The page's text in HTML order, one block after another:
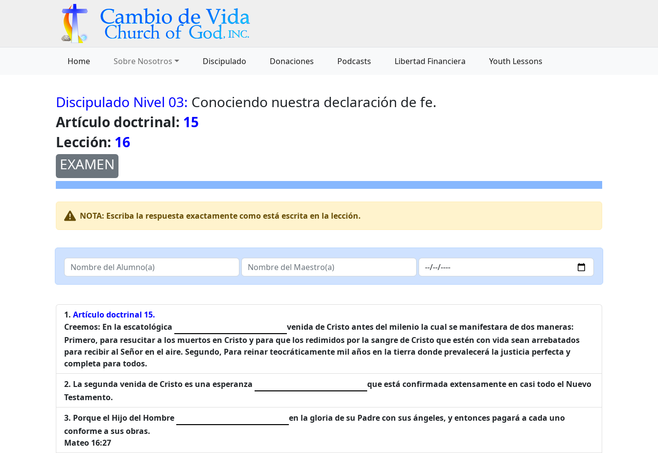
Home Sobre Nosotros Discipulado Donaciones Podcasts Libertad Financiera Youth Lessons
Discipulado Nivel 03: Conociendo nuestra declaración de fe.
Artículo doctrinal: 15
Lección: 16
EXAMEN
NOTA: Escriba la respuesta exactamente como está escrita en la lección.
Artículo doctrinal 15.
Creemos: En la escatológica
venida de Cristo antes del milenio la cual se manifestara de dos maneras:
Primero, para resucitar a los muertos en Cristo y para que los redimidos por la sangre de Cristo que estén con vida sean arrebatados
para recibir al Señor en el aire. Segundo, Para reinar teocráticamente mil años en la tierra donde prevalecerá la justicia perfecta y
completa para todos.
La segunda venida de Cristo es una esperanza
que está confirmada extensamente en casi todo el Nuevo
Testamento.
Porque el Hijo del Hombre
en la gloria de su Padre con sus ángeles, y entonces pagará a cada uno
conforme a sus obras.
Mateo 16:27